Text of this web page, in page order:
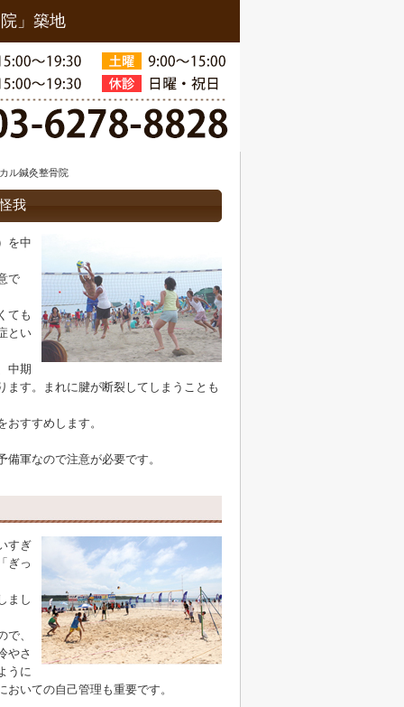
」築地
ル鍼灸整骨院
我
を中
で
ても
とい
中期
す。まれに腱が断裂してしまうことも
すすめします。
軍なので注意が必要です。
すぎ
ぎっ
まし
、
やさ
うに
いての自己管理も重要です。